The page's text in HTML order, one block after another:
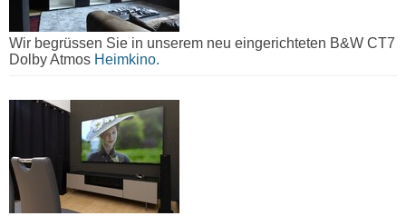
Wir begrüssen Sie in unserem neu eingerichteten B&W CT7
Dolby Atmos Heimkino.